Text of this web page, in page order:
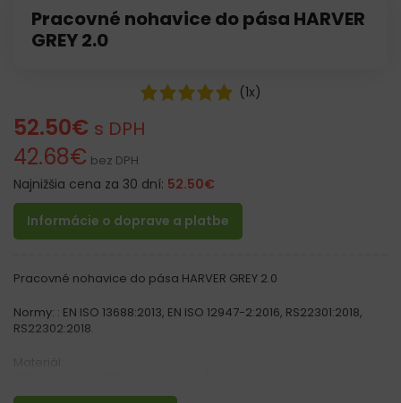
Pracovné nohavice do pása HARVER
GREY 2.0
(1x)
52.50€ s DPH
42.68€ bez DPH
Najnižšia cena za 30 dní: 52.50€
Informácie o doprave a platbe
Pracovné nohavice do pása HARVER GREY 2.0
Normy: : EN ISO 13688:2013, EN ISO 12947-2:2016, RS22301:2018,
RS22302:2018.